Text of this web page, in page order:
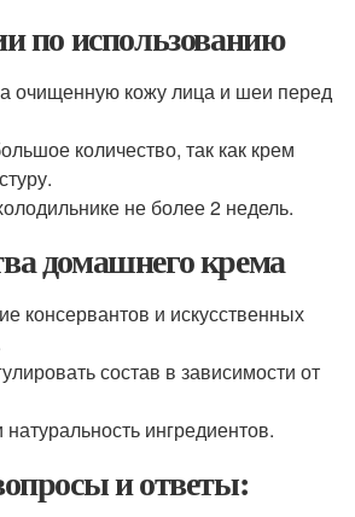
по использованию
очищенную кожу лица и шеи перед
количество, так как крем
не более 2 недель.
домашнего крема
консервантов и искусственных
состав в зависимости от
ингредиентов.
и ответы: